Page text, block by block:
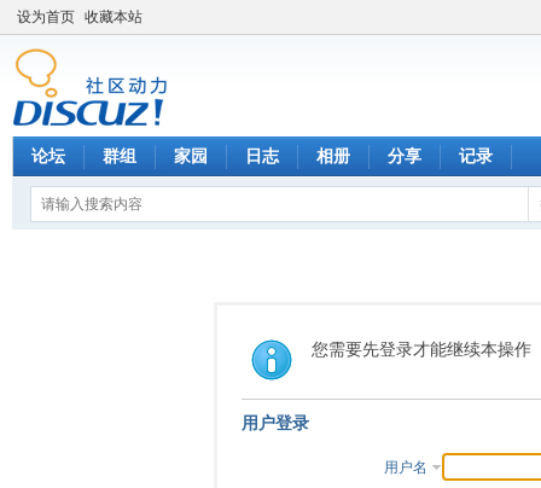
设为首页 收藏本站
论坛 群组 家园 日志 相册 分享 记录
您需要先登录才能继续本操作
用户登录
用户名